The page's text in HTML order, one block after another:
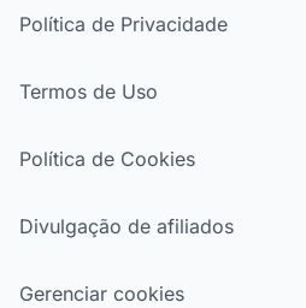
Política de Privacidade
Termos de Uso
Política de Cookies
Divulgação de afiliados
Gerenciar cookies